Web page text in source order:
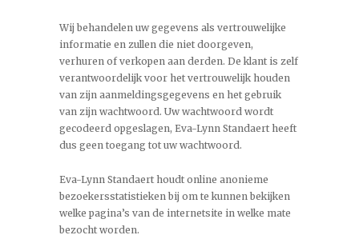
Wij behandelen uw gegevens als vertrouwelijke
informatie en zullen die niet doorgeven,
verhuren of verkopen aan derden. De klant is zelf
verantwoordelijk voor het vertrouwelijk houden
van zijn aanmeldingsgegevens en het gebruik
van zijn wachtwoord. Uw wachtwoord wordt
gecodeerd opgeslagen, Eva-Lynn Standaert heeft
dus geen toegang tot uw wachtwoord.
Eva-Lynn Standaert houdt online anonieme
bezoekersstatistieken bij om te kunnen bekijken
welke pagina’s van de internetsite in welke mate
bezocht worden.